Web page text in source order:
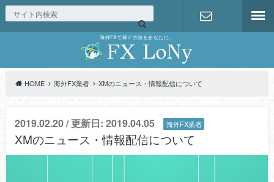
海外FXで稼ぐ方法をあなたに。
お問い合わ
HOME 海外FX業者 XMのニュース・情報配信について
2019.02.20 / 更新日: 2019.04.05 海外FX業者
XMのニュース・情報配信について